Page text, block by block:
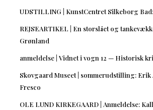
UDSTILLING | KunstCentret Silkeborg
REJSEARTIKEL | En storslået og
Grønland
anmeldelse | Vidnet i vogn 12 — Historisk
Skovgaard Museet | sommerudstilling: Erik
Fresco
OLE LUND KIRKEGAARD | Anmeldelse: